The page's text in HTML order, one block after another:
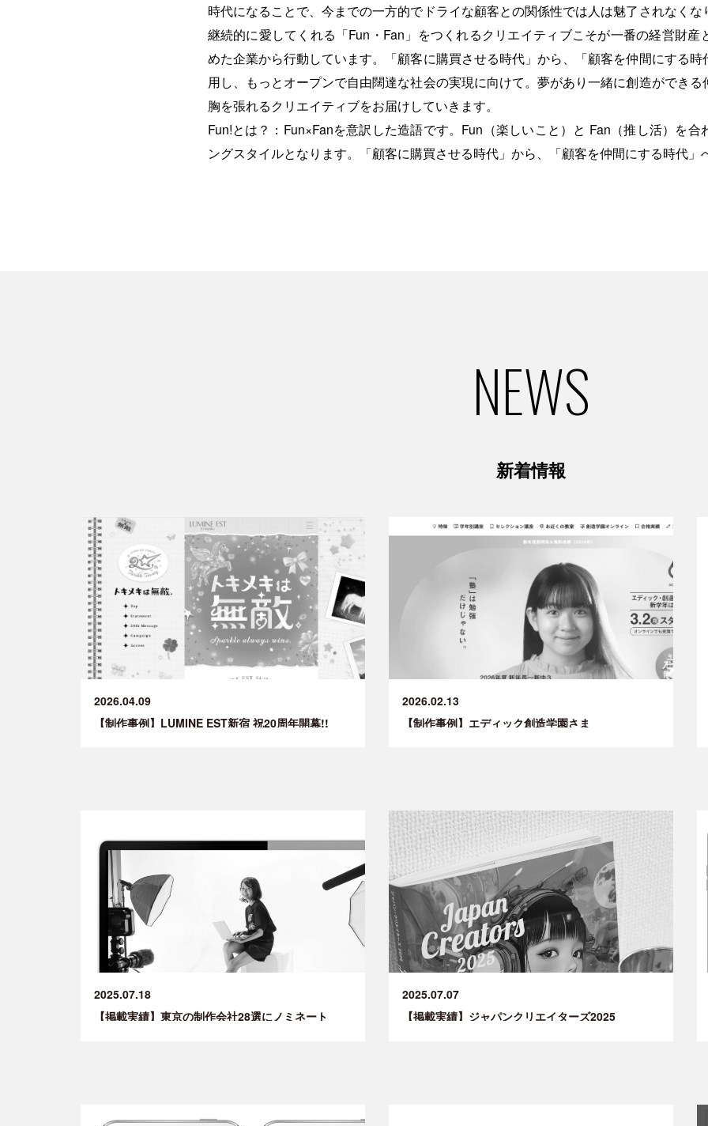
時代になることで、今までの一方的でドライな顧客との関係性では人は魅了されなく
継続的に愛してくれる「Fun・Fan」をつくれるクリエイティブこそが一番の経営財産
めた企業から行動しています。「顧客に購買させる時代」から、「顧客を仲間にする
用し、もっとオープンで自由闊達な社会の実現に向けて。夢があり一緒に創造ができ
胸を張れるクリエイティブをお届けしていきます。
Fun!とは？：Fun×Fanを意訳した造語です。Fun（楽しいこと）と Fan（推し活）を
ングスタイルとなります。「顧客に購買させる時代」から、「顧客を仲間にする時代」
NEWS
新着情報
2026.04.09
【制作事例】LUMINE EST新宿 祝20周年開幕!!
2026.02.13
【制作事例】エディック創造学園さま
2025.07.18
【掲載実績】東京の制作会社28選にノミネート
2025.07.07
【掲載実績】ジャパンクリエイターズ2025